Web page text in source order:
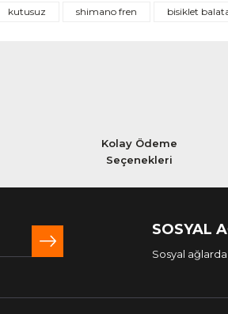
teşekkür ederim
kutusuz shimano fren bisiklet
Kolay Ödeme
Seçenekleri
SOSYAL
Sosyal